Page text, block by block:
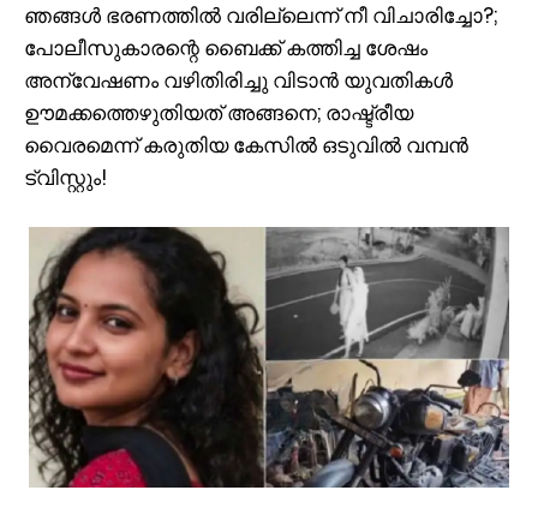
ഞങ്ങള്‍ ഭരണത്തില്‍ വരില്ലെന്ന് നീ വിചാരിച്ചോ?;
പോലീസുകാരന്റെ ബൈക്ക് കത്തിച്ച ശേഷം
അന്വേഷണം വഴിതിരിച്ചു വിടാന്‍ യുവതികള്‍
ഊമക്കത്തെഴുതിയത് അങ്ങനെ; രാഷ്ട്രീയ
വൈരമെന്ന് കരുതിയ കേസില്‍ ഒടുവില്‍ വമ്പന്‍
ട്വിസ്റ്റും!